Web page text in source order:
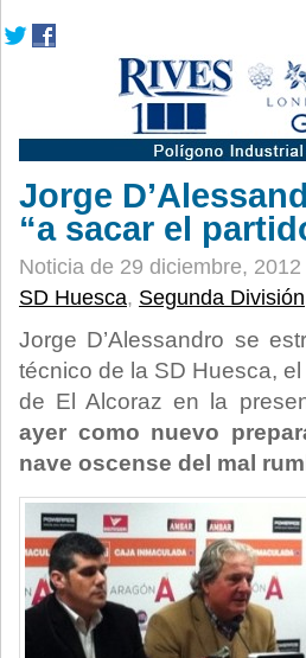
Jorge
“a sacar el
Noticia de 29 diciembre,
SD Huesca, Segunda División
Jorge D’Alessandro se
técnico de la SD Huesca,
de El Alcoraz en la
ayer como nuevo
nave oscense del mal